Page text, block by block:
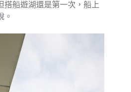
搭船遊湖還是第一次，船上
。